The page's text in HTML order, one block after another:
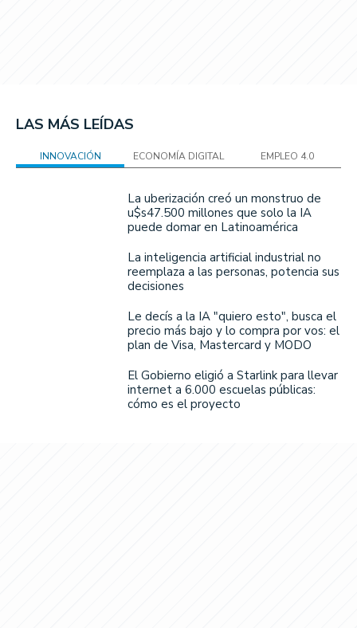
LAS MÁS LEÍDAS
INNOVACIÓN ECONOMÍA DIGITAL EMPLEO 4.0
La uberización creó un monstruo de
u$s47.500 millones que solo la IA
puede domar en Latinoamérica
La inteligencia artificial industrial no
reemplaza a las personas, potencia sus
decisiones
Le decís a la IA "quiero esto", busca el
precio más bajo y lo compra por vos: el
plan de Visa, Mastercard y MODO
El Gobierno eligió a Starlink para llevar
internet a 6.000 escuelas públicas:
cómo es el proyecto